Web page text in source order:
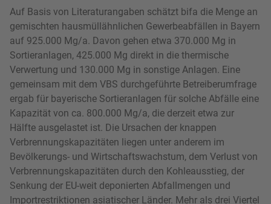
Auf Basis von Literaturangaben schätzt bifa die Menge an
gemischten hausmüllähnlichen Gewerbeabfällen in Bayern
auf 925.000 Mg/a. Davon gehen etwa 370.000 Mg in
Sortieranlagen, 425.000 Mg direkt in die thermische
Verwertung und 130.000 Mg in sonstige Anlagen. Eine
gemeinsam mit dem VBS durchgeführte Betreiberumfrage
ergab für bayerische Sortieranlagen für solche Abfälle eine
Kapazität von ca. 800.000 Mg/a, die derzeit etwa zur
Hälfte ausgelastet ist. Die Ursachen der knappen
Verbrennungskapazitäten liegen unter anderem im
Bevölkerungs- und Wirtschaftswachstum, dem Verlust von
Verbrennungskapazitäten durch den Kohleausstieg, der
Senkung der EU-weit deponierten Abfallmengen und
Importrestriktionen asiatischer Länder. Mehr als drei Viertel